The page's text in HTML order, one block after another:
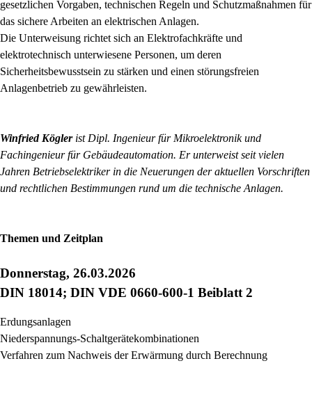
gesetzlichen Vorgaben, technischen Regeln und Schutzmaßnahmen für
das sichere Arbeiten an elektrischen Anlagen.
Die Unterweisung richtet sich an Elektrofachkräfte und
elektrotechnisch unterwiesene Personen, um deren
Sicherheitsbewusstsein zu stärken und einen störungsfreien
Anlagenbetrieb zu gewährleisten.
Winfried Köglerist Dipl. Ingenieur für Mikroelektronik und
Fachingenieur für Gebäudeautomation. Er unterweist seit vielen
Jahren Betriebselektriker in die Neuerungen der aktuellen Vorschriften
und rechtlichen Bestimmungen rund um die technische Anlagen.
Themen und Zeitplan
Donnerstag, 26.03.2026
DIN 18014; DIN VDE 0660-600-1 Beiblatt 2
Erdungsanlagen
Niederspannungs-Schaltgerätekombinationen
Verfahren zum Nachweis der Erwärmung durch Berechnung